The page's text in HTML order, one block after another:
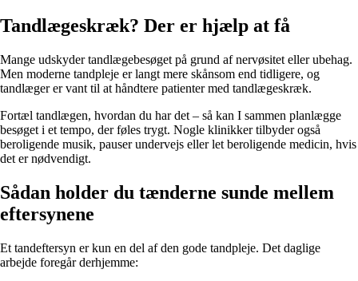
Tandlægeskræk? Der er hjælp at få
Mange udskyder tandlægebesøget på grund af nervøsitet eller ubehag.
Men moderne tandpleje er langt mere skånsom end tidligere, og
tandlæger er vant til at håndtere patienter med tandlægeskræk.
Fortæl tandlægen, hvordan du har det – så kan I sammen planlægge
besøget i et tempo, der føles trygt. Nogle klinikker tilbyder også
beroligende musik, pauser undervejs eller let beroligende medicin, hvis
det er nødvendigt.
Sådan holder du tænderne sunde mellem
eftersynene
Et tandeftersyn er kun en del af den gode tandpleje. Det daglige
arbejde foregår derhjemme: